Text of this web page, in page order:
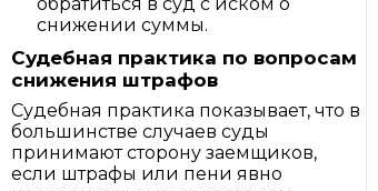
снижении суммы.
Судебная практика по вопросам
снижения штрафов
Судебная практика показывает, что в
большинстве случаев суды
принимают сторону заемщиков,
если штрафы или пени явно